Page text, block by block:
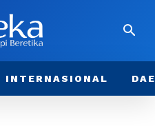
INTERNASIONAL